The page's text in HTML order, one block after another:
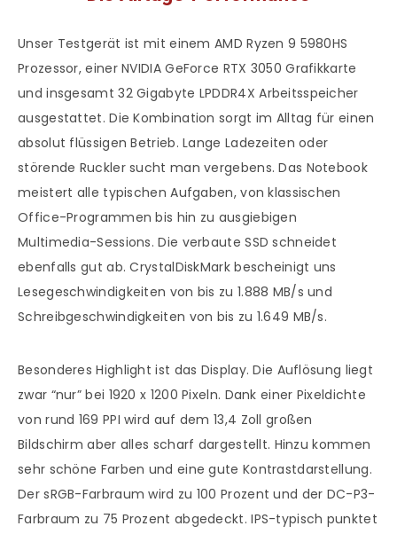
Unser Testgerät ist mit einem AMD Ryzen 9 5980HS
Prozessor, einer NVIDIA GeForce RTX 3050 Grafikkarte
und insgesamt 32 Gigabyte LPDDR4X Arbeitsspeicher
ausgestattet. Die Kombination sorgt im Alltag für einen
absolut flüssigen Betrieb. Lange Ladezeiten oder
störende Ruckler sucht man vergebens. Das Notebook
meistert alle typischen Aufgaben, von klassischen
Office-Programmen bis hin zu ausgiebigen
Multimedia-Sessions. Die verbaute SSD schneidet
ebenfalls gut ab. CrystalDiskMark bescheinigt uns
Lesegeschwindigkeiten von bis zu 1.888 MB/s und
Schreibgeschwindigkeiten von bis zu 1.649 MB/s.
Besonderes Highlight ist das Display. Die Auflösung liegt
zwar “nur” bei 1920 x 1200 Pixeln. Dank einer Pixeldichte
von rund 169 PPI wird auf dem 13,4 Zoll großen
Bildschirm aber alles scharf dargestellt. Hinzu kommen
sehr schöne Farben und eine gute Kontrastdarstellung.
Der sRGB-Farbraum wird zu 100 Prozent und der DC-P3-
Farbraum zu 75 Prozent abgedeckt. IPS-typisch punktet